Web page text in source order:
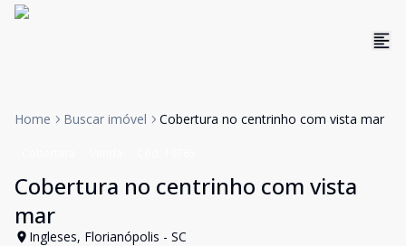
Home Buscar imóvel Cobertura no centrinho com vista mar
Cobertura no centrinho com vista
mar
Ingleses, Florianópolis - SC